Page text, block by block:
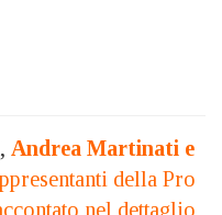
Andrea Martinati e
della Pro
nel dettaglio